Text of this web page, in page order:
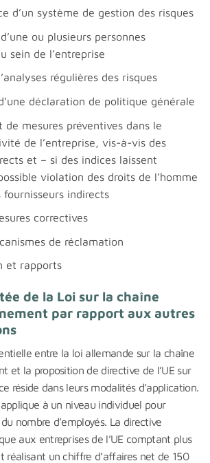
d’un système de gestion des risques
ou plusieurs personnes
sein de l’entreprise
régulières des risques
déclaration de politique générale
de mesures préventives dans le
de l’entreprise, vis-à-vis des
et – si des indices laissent
violation des droits de l’homme
indirects
correctives
de réclamation
et rapports
de la Loi sur la chaîne
par rapport aux autres
entre la loi allemande sur la chaîne
et la proposition de directive de l’UE sur
réside dans leurs modalités d’application.
à un niveau individuel pour
nombre d’employés. La directive
aux entreprises de l’UE comptant plus
réalisant un chiffre d’affaires net de 150